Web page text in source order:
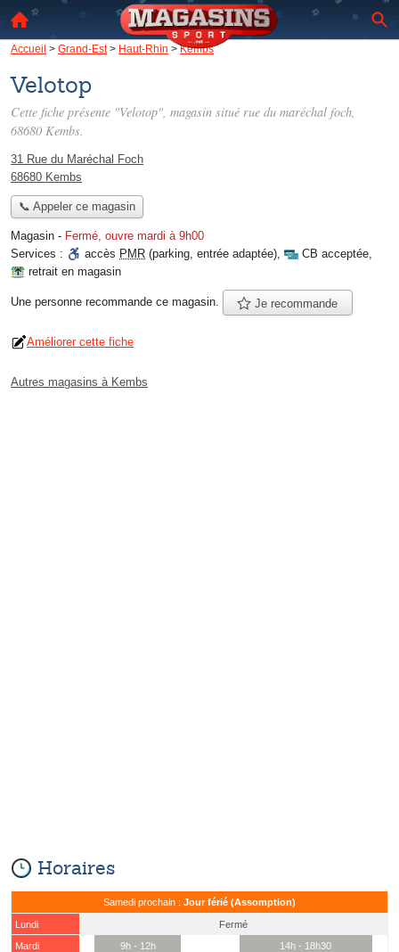
Accueil > Grand-Est> Haut-Rhin >Kembs
Velotop
Cette fiche présente "Velotop", magasin situé rue du maréchal foch,
68680 Kembs.
31 Rue du Maréchal Foch
68680 Kembs
📞 Appeler ce magasin
Magasin - Fermé, ouvre mardi à 9h00
Services :
accès PMR (parking, entrée adaptée), CB acceptée,
retrait en magasin
Une personne recommande ce magasin. Je recommande
Améliorer cette fiche
Autres magasins à Kembs
Horaires
Samedi prochain : Jour férié (Assomption)
Lundi
Fermé
Mardi
9h - 12h
14h - 18h30